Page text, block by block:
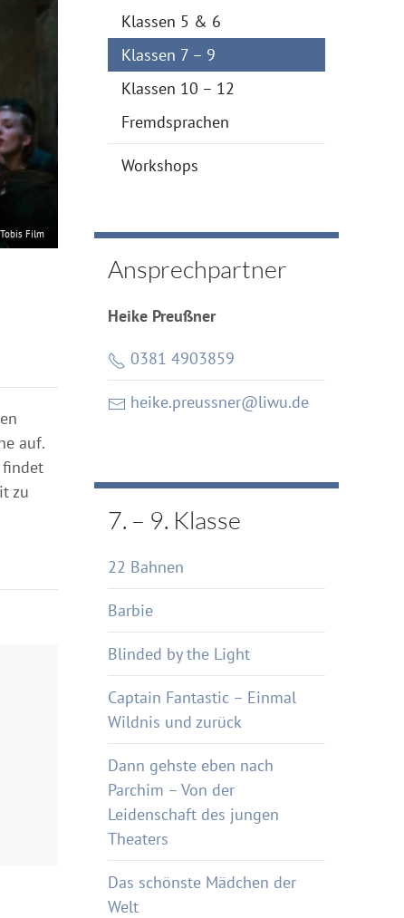
Film
auf.
findet
zu
Klassen 5 & 6
Klassen 7 – 9
Klassen 10 – 12
Fremdsprachen
Workshops
Ansprechpartner
Heike Preußner
0381 4903859
heike.preussner@liwu.de
7. – 9. Klasse
22 Bahnen
Barbie
Blinded by the Light
Captain Fantastic – Einmal
Wildnis und zurück
Dann gehste eben nach
Parchim – Von der
Leidenschaft des jungen
Theaters
Das schönste Mädchen der
Welt